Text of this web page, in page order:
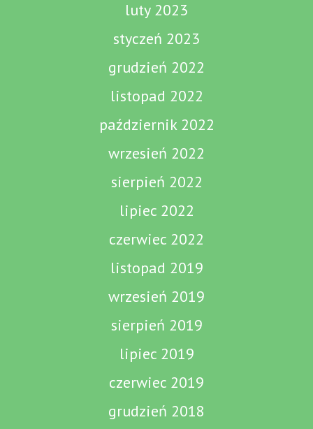
luty 2023
styczeń 2023
grudzień 2022
listopad 2022
październik 2022
wrzesień 2022
sierpień 2022
lipiec 2022
czerwiec 2022
listopad 2019
wrzesień 2019
sierpień 2019
lipiec 2019
czerwiec 2019
grudzień 2018